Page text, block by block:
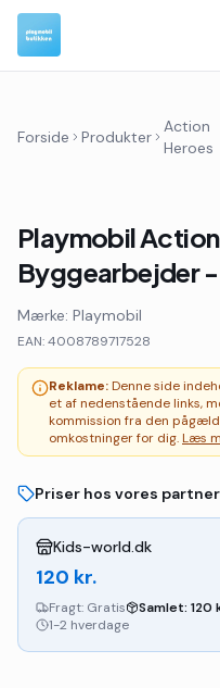
Forside Produkter
Action
Heroes
Playmobil
Byggearbejder -
Mærke: Playmobil
EAN:4008789717528
Reklame:Denne side
et af nedenstående links,
kommission fra den
omkostninger for dig.Læs
Priser hos vores
Kids-world.dk
120 kr.
Fragt: Gratis Samlet: 120
1-2 hverdage